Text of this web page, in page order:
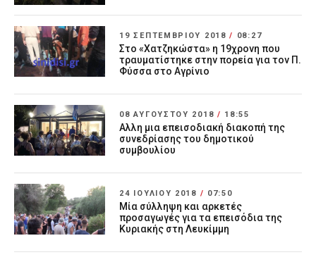
19 ΣΕΠΤΕΜΒΡΊΟΥ 2018/ 08:27
Στο «Χατζηκώστα» η 19χρονη που
τραυματίστηκε στην πορεία για τον Π.
Φύσσα στο Αγρίνιο
08 ΑΥΓΟΎΣΤΟΥ 2018 / 18:55
Αλλη μια επεισοδιακή διακοπή της
συνεδρίασης του δημοτικού
συμβουλίου
24 ΙΟΥΛΊΟΥ 2018 / 07:50
Μία σύλληψη και αρκετές
προσαγωγές για τα επεισόδια της
Κυριακής στη Λευκίμμη